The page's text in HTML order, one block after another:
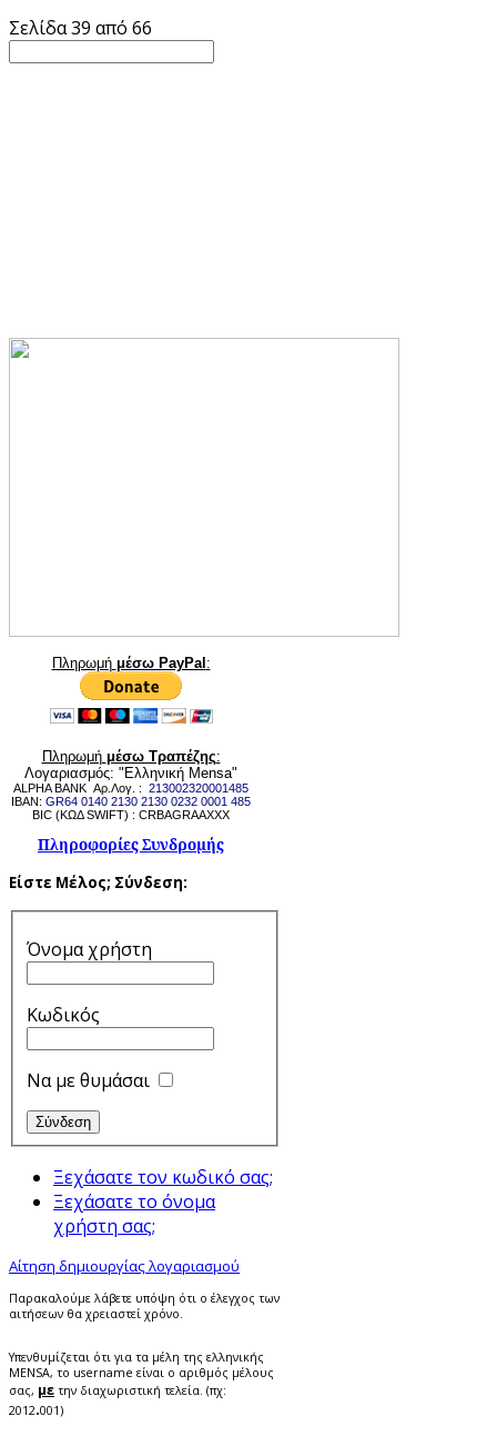
Σελίδα 39 από 66
Πληρωμή μέσω PayPal :
Πληρωμή μέσω Τραπέζης:
Λογαριασμός: "Ελληνική Mensa"
ALPHA BANK Αρ.Λογ. : 213002320001485
IBAN: GR64 0140 2130 2130 0232 0001 485
BIC (ΚΩΔ SWIFT) : CRBAGRAAXXX
Πληροφορίες Συνδρομής
Είστε Μέλος; Σύνδεση:
Όνομα χρήστη
Κωδικός
Να με θυμάσαι
Ξεχάσατε τον κωδικό σας;
Ξεχάσατε το όνομα
χρήστη σας;
Αίτηση δημιουργίας λογαριασμού
Παρακαλούμε λάβετε υπόψη ότι ο έλεγχος των
αιτήσεων θα χρειαστεί χρόνο.
Υπενθυμίζεται ότι για τα μέλη της ελληνικής
MENSA, το username είναι ο αριθμός μέλους
σας, με την διαχωριστική τελεία. (πχ:
2012.001)